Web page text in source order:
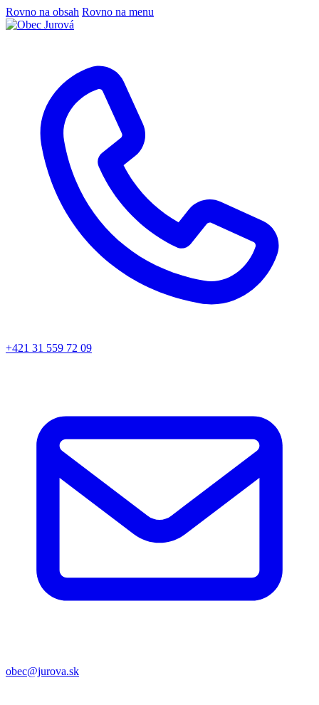
Rovno na obsah Rovno na menu
+421 31 559 72 09
obec@jurova.sk